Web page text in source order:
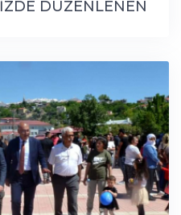
DÜZENLENEN